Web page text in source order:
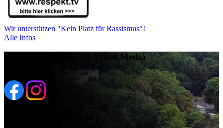
Wir unterstützen "Kein Platz für Rassismus"!
Alle Infos
Viktoria Preußen auf Social Media